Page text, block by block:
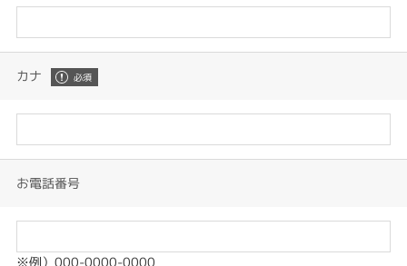
カナ
お電話番号
※例）000-0000-0000